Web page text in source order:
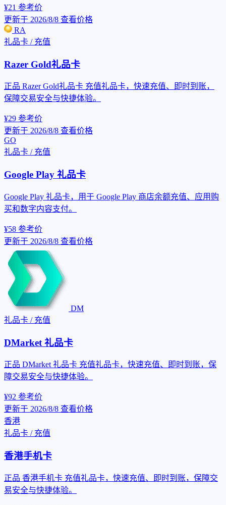
¥21 参考价
更新于 2026/8/8 查看价格
RA
礼品卡 / 充值
Razer Gold礼品卡
正品 Razer Gold礼品卡 充值礼品卡，快速充值、即时到账，
保障交易安全与快捷体验。
¥29 参考价
更新于 2026/8/8 查看价格
GO
礼品卡 / 充值
Google Play 礼品卡
Google Play 礼品卡，用于 Google Play 商店余额充值、应用购
买和数字内容支付。
¥58 参考价
更新于 2026/8/8 查看价格
DM
礼品卡 / 充值
DMarket 礼品卡
正品 DMarket 礼品卡 充值礼品卡，快速充值、即时到账，保
障交易安全与快捷体验。
¥92 参考价
更新于 2026/8/8 查看价格
香港
礼品卡 / 充值
香港手机卡
正品 香港手机卡 充值礼品卡，快速充值、即时到账，保障交
易安全与快捷体验。